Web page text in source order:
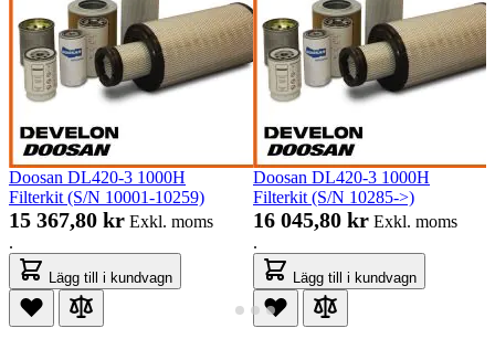
Doosan DL420-3 1000H
Filterkit (S/N 10001-10259)
15 367,80 kr Exkl. moms
.
Lägg till i kundvagn
Doosan DL420-3 1000H
Filterkit (S/N 10285->)
16 045,80 kr Exkl. moms
.
Lägg till i kundvagn